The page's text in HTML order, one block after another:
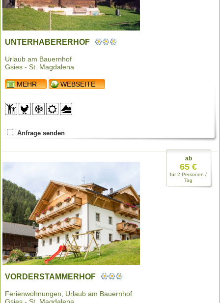
UNTERHABERERHOF
Urlaub am Bauernhof
Gsies - St. Magdalena
MEHR WEBSEITE
Anfrage senden
VORDERSTAMMERHOF
Ferienwohnungen, Urlaub am Bauernhof
ab
65 €
für 2 Personen /
Tag